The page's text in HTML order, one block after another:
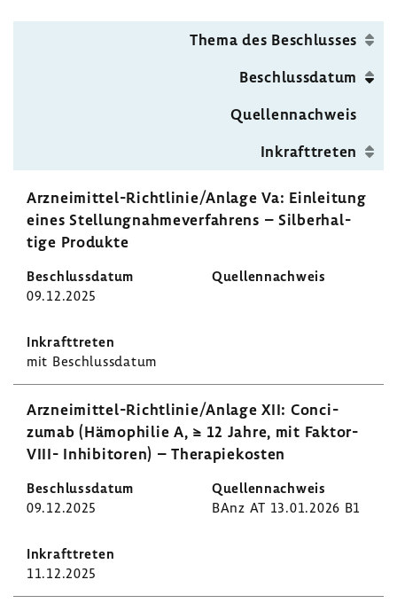
Seite
Thema des Beschlusses
Beschluss­datum
Quel­len­nach­weis
Inkraft­treten
Arzneimittel-​Richtlinie/Anlage Va: Einlei­tung
eines Stel­lung­nah­me­ver­fah­rens – Silber­hal­
tige Produkte
09.12.2025
mit Beschluss­datum
Arzneimittel-​Richtlinie/Anlage XII: Conci­
zumab (Hämo­philie A, ≥ 12 Jahre, mit Faktor-​
VIII- Inhi­bi­toren) – Thera­pie­kosten
09.12.2025 BAnz AT 13.01.2026 B1
11.12.2025